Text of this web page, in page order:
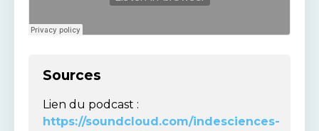
Sources
Lien du podcast :
https://soundcloud.com/indesciences-